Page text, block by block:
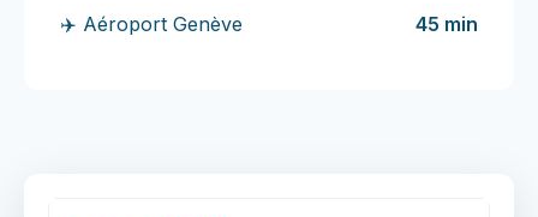
✈️ Aéroport Genève 45 min